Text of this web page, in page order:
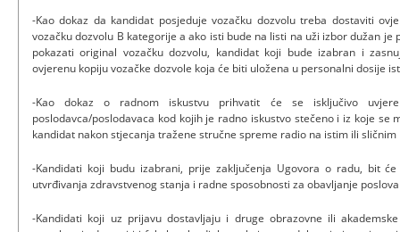
-Kao dokaz da kandidat posjeduje vozačku dozvolu treba dostaviti
vozačku dozvolu B kategorije a ako isti bude na listi na uži izbor dužan
pokazati original vozačku dozvolu, kandidat koji bude izabran i
ovjerenu kopiju vozačke dozvole koja će biti uložena u personalni dosije
-Kao dokaz o radnom iskustvu prihvatit će se isključivo
poslodavca/poslodavaca kod kojih je radno iskustvo stečeno i iz koje se
kandidat nakon stjecanja tražene stručne spreme radio na istim ili
-Kandidati koji budu izabrani, prije zaključenja Ugovora o radu, bit
utvrđivanja zdravstvenog stanja i radne sposobnosti za obavljanje
-Kandidati koji uz prijavu dostavljaju i druge obrazovne ili